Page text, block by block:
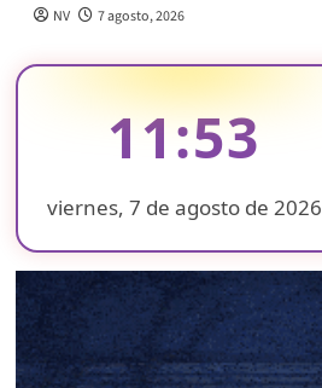
NV 7 agosto, 2026
11:53
viernes, 7 de agosto de 2026
❄
❄
❄